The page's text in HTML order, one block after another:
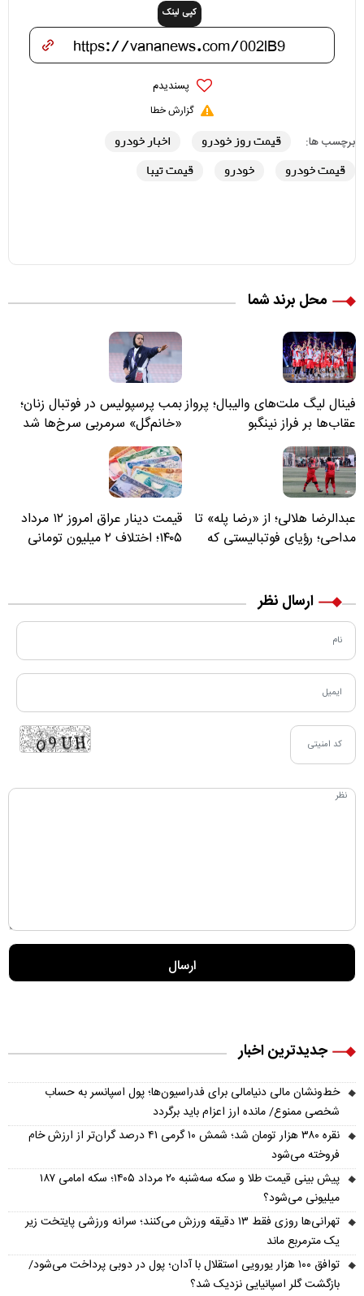
کپی لینک
پسندیدم
گزارش خطا
برچسب ها: قیمت روز خودرو
اخبار خودرو
قیمت خودرو
خودرو قیمت تیبا
محل برند شما
فینال لیگ ملت‌های والیبال؛ پرواز
عقاب‌ها بر فراز نینگبو
بمب پرسپولیس در فوتبال زنان؛
«خانم‌گل» سرمربی سرخ‌ها شد
عبدالرضا هلالی؛ از «رضا پله» تا
مداحی؛ رؤیای فوتبالیستی که
قیمت دینار عراق امروز ۱۲ مرداد
۱۴۰۵؛ اختلاف ۲ میلیون تومانی
ارسال نظر
جدیدترین اخبار
خط‌ونشان مالی دنیامالی برای فدراسیون‌ها؛ پول اسپانسر به حساب
شخصی ممنوع/ مانده ارز اعزام باید برگردد
نقره ۳۸۰ هزار تومان شد؛ شمش ۱۰ گرمی ۴۱ درصد گران‌تر از ارزش خام
فروخته می‌شود
پیش‌ بینی قیمت طلا و سکه سه‌شنبه ۲۰ مرداد ۱۴۰۵؛ سکه امامی ۱۸۷
میلیونی می‌شود؟
تهرانی‌ها روزی فقط ۱۳ دقیقه ورزش می‌کنند؛ سرانه ورزشی پایتخت زیر
یک مترمربع ماند
توافق ۱۰۰ هزار یورویی استقلال با آدان؛ پول در دوبی پرداخت می‌شود/
بازگشت گلر اسپانیایی نزدیک شد؟